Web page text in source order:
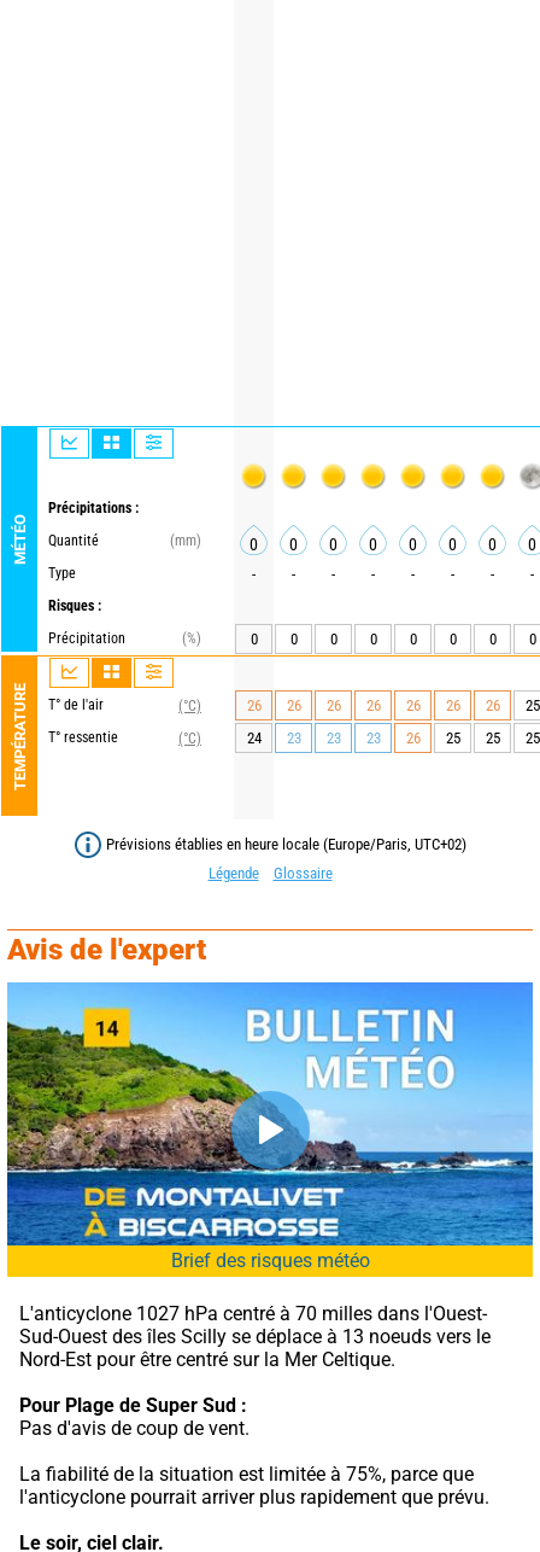
MÉTÉO
Précipitations :
Quantité
(mm)
Type
Risques :
Précipitation
(%)
TEMPÉRATURE T° de l'air
(°C)
T° ressentie
(°C)
0 0 0 0 0 0 0 0
- - - - - - - -
0 0 0 0 0 0 0 0
26 26 26 26 26 26 26
25
24
23 23 23 26 25 25 25
Prévisions établies en heure locale (Europe/Paris, UTC+02)
Légende
Glossaire
Avis de l'expert
Brief des risques météo
L'anticyclone 1027 hPa centré à 70 milles dans l'Ouest-
Sud-Ouest des îles Scilly se déplace à 13 noeuds vers le
Nord-Est pour être centré sur la Mer Celtique.
Pour Plage de Super Sud :
Pas d'avis de coup de vent.
La fiabilité de la situation est limitée à 75%, parce que
l'anticyclone pourrait arriver plus rapidement que prévu.
Le soir, ciel clair.